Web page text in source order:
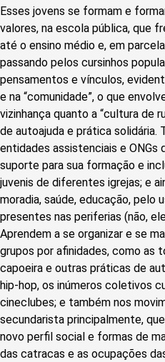
Esses jovens se formam e
valores, na escola pública, que
até o ensino médio e, em
passando pelos cursinhos
pensamentos e vínculos,
e na “comunidade”, o que
vizinhança quanto a “cultura de
de autoajuda e prática solidária.
entidades assistenciais e ONGs
suporte para sua formação e
juvenis de diferentes igrejas; e
moradia, saúde, educação, pelo
presentes nas periferias (não,
Aprendem a se organizar e se
grupos por afinidades, como as
capoeira e outras práticas de
hip-hop, os inúmeros coletivos
cineclubes; e também nos
secundarista principalmente,
novo perfil social e formas de
das catracas e as ocupações